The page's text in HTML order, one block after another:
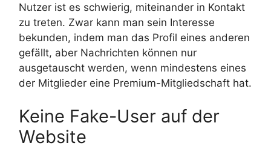
Nutzer ist es schwierig, miteinander in Kontakt
zu treten. Zwar kann man sein Interesse
bekunden, indem man das Profil eines anderen
gefällt, aber Nachrichten können nur
ausgetauscht werden, wenn mindestens eines
der Mitglieder eine Premium-Mitgliedschaft hat.
Keine Fake-User auf der
Website